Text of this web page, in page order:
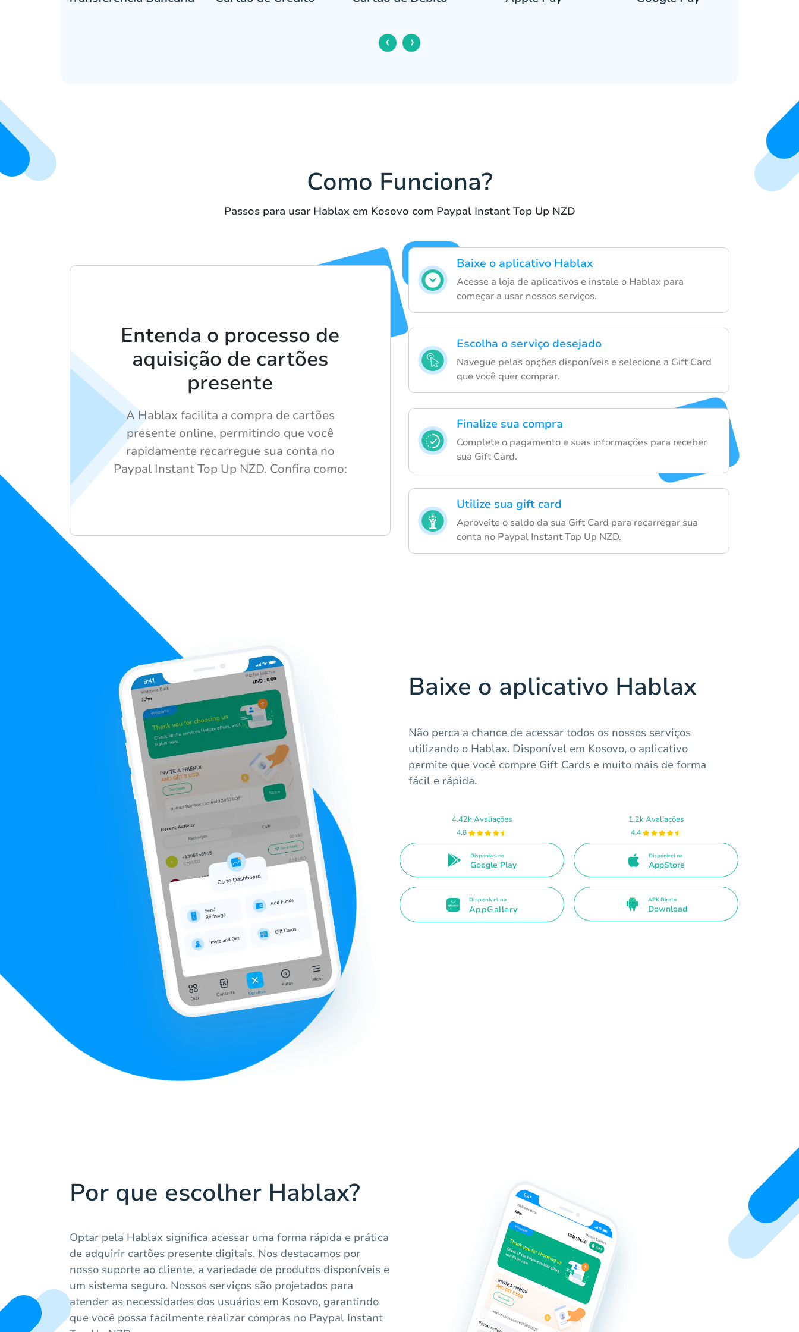
‹ ›
Como Funciona?
Passos para usar Hablax em Kosovo com Paypal Instant Top Up NZD
Baixe o aplicativo Hablax
Acesse a loja de aplicativos e instale o Hablax para
começar a usar nossos serviços.
Escolha o serviço desejado
Navegue pelas opções disponíveis e selecione a Gift Card
que você quer comprar.
Finalize sua compra
Complete o pagamento e suas informações para receber
sua Gift Card.
Utilize sua gift card
Aproveite o saldo da sua Gift Card para recarregar sua
conta no Paypal Instant Top Up NZD.
Entenda o processo de
aquisição de cartões
presente
A Hablax facilita a compra de cartões
presente online, permitindo que você
rapidamente recarregue sua conta no
Paypal Instant Top Up NZD. Confira como:
Baixe o aplicativo Hablax
Não perca a chance de acessar todos os nossos serviços
utilizando o Hablax. Disponível em Kosovo, o aplicativo
permite que você compre Gift Cards e muito mais de forma
fácil e rápida.
4.42k Avaliações
4.8
Disponível no
Google Play
1.2k Avaliações
4.4
Disponível na
AppStore
Disponível na
AppGallery
APK Direto
Download
Por que escolher Hablax?
Optar pela Hablax significa acessar uma forma rápida e prática
de adquirir cartões presente digitais. Nos destacamos por
nosso suporte ao cliente, a variedade de produtos disponíveis e
um sistema seguro. Nossos serviços são projetados para
atender as necessidades dos usuários em Kosovo, garantindo
que você possa facilmente realizar compras no Paypal Instant